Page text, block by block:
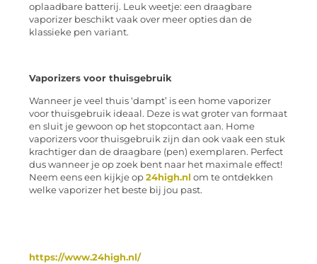
oplaadbare batterij. Leuk weetje: een draagbare
vaporizer beschikt vaak over meer opties dan de
klassieke pen variant.
Vaporizers voor thuisgebruik
Wanneer je veel thuis ‘dampt’ is een home vaporizer
voor thuisgebruik ideaal. Deze is wat groter van formaat
en sluit je gewoon op het stopcontact aan. Home
vaporizers voor thuisgebruik zijn dan ook vaak een stuk
krachtiger dan de draagbare (pen) exemplaren. Perfect
dus wanneer je op zoek bent naar het maximale effect!
Neem eens een kijkje op 24high.nl om te ontdekken
welke vaporizer het beste bij jou past.
https://www.24high.nl/